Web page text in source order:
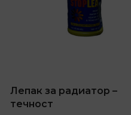
Лепак за радиатор –
течност